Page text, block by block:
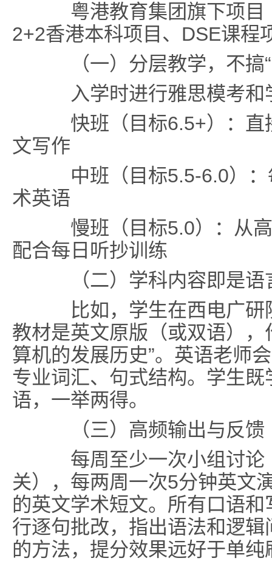
粤港教育集团旗下项目
2+2香港本科项目、DSE课程
（一）分层教学，不搞
入学时进行雅思模考和
快班（目标6.5+）：直
文写作
中班（目标5.5-6.0）：
术英语
慢班（目标5.0）：从高
配合每日听抄训练
（二）学科内容即是
比如，学生在西电广研
教材是英文原版（或双语）
算机的发展历史”。英语老师
专业词汇、句式结构。学生
语，一举两得。
（三）高频输出与反馈
每周至少一次小组讨论
关），每两周一次5分钟英文
的英文学术短文。所有口语
行逐句批改，指出语法和逻辑
的方法，提分效果远好于单纯